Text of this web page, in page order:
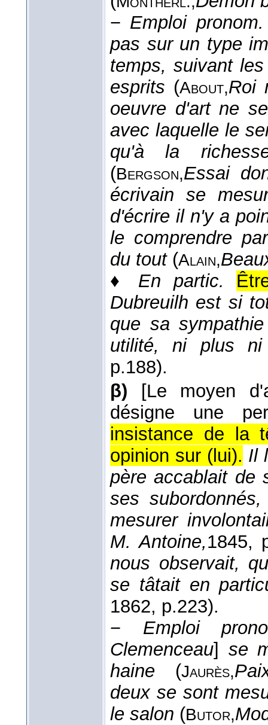
− Emploi
pas sur un type
temps, suivant
esprits (About,Roi
oeuvre d'art ne
avec laquelle le
qu'à la
(Bergson,Essai
écrivain se
d'écrire il n'y a
le comprendre
du tout(Alain,
♦ En partic.
Dubreuilh est si
que sa
utilité, ni plus ni
p.188).
β)
[Le moyen
désigne une
insistance de la
opinion sur (lui). Il
père accablait de
ses
mesurer
M. Antoine,1845,
nous observait,
se tâtait en
1862, p.223).
− Emploi
Clemenceau] se
haine (Jaurès,
deux se sont
le salon (Butor,